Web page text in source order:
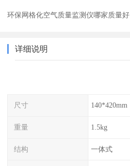
环保网格化空气质量监测仪哪家质量好
详细说明
尺寸 140*420mm
重量 1.5kg
结构 一体式